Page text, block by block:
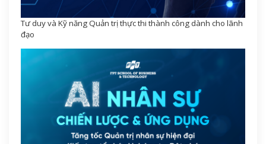
Tư duy và Kỹ năng Quản trị thực thi thành công dành cho lãnh
đạo